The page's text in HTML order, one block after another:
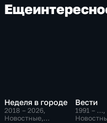
Еще
Неделя в городе
2018 – 2026,
Новостные,
Вести
1991 – …,